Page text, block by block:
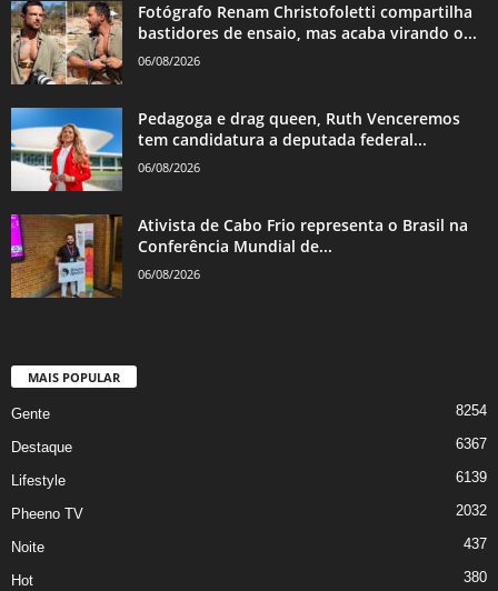
Fotógrafo Renam Christofoletti compartilha
bastidores de ensaio, mas acaba virando o...
06/08/2026
Pedagoga e drag queen, Ruth Venceremos
tem candidatura a deputada federal...
06/08/2026
Ativista de Cabo Frio representa o Brasil na
Conferência Mundial de...
06/08/2026
MAIS POPULAR
Gente 8254
Destaque 6367
Lifestyle 6139
Pheeno TV 2032
Noite 437
Hot 380